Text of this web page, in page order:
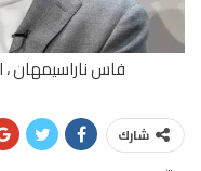
فاس ناراسيمهان ،
شارك